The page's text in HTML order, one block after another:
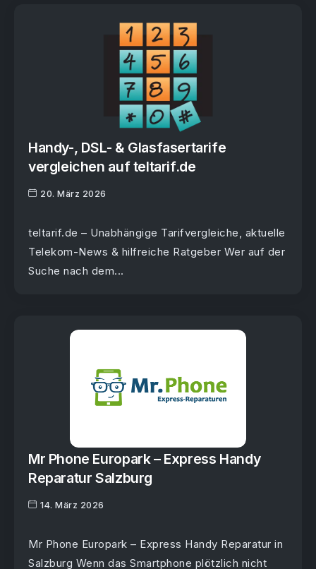
Handy-, DSL- & Glasfasertarife
vergleichen auf teltarif.de
20. März 2026
teltarif.de – Unabhängige Tarifvergleiche, aktuelle
Telekom-News & hilfreiche Ratgeber Wer auf der
Suche nach dem...
Mr Phone Europark – Express Handy
Reparatur Salzburg
14. März 2026
Mr Phone Europark – Express Handy Reparatur in
Salzburg Wenn das Smartphone plötzlich nicht